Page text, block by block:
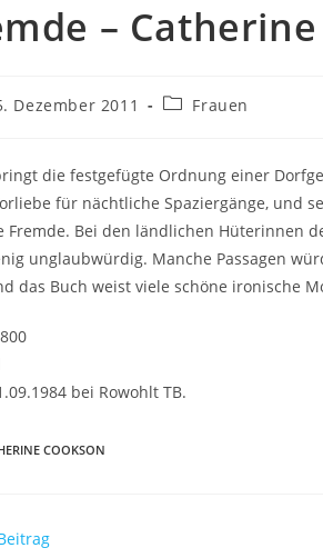
–
Dezember 2011 Frauen
die festgefügte Ordnung einer
für nächtliche Spaziergänge, und
Fremde. Bei den ländlichen Hüterinnen
unglaubwürdig. Manche Passagen
das Buch weist viele schöne ironische
bei Rowohlt TB.
COOKSON